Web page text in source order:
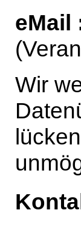
eMail
Wir